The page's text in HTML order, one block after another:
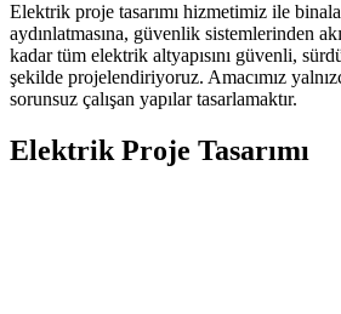
Elektrik proje tasarımı hizmetimiz ile
aydınlatmasına, güvenlik sistemlerinden
kadar tüm elektrik altyapısını güvenli,
şekilde projelendiriyoruz. Amacımız
sorunsuz çalışan yapılar tasarlamaktır.
Elektrik Proje Tasarımı